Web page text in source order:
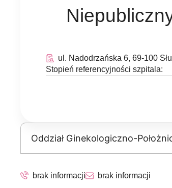
ul. Nadodrzańska 6, 69-100
Stopień referencyjności szpitala:
Oddział Ginekologiczno-
brak informacji brak informacji